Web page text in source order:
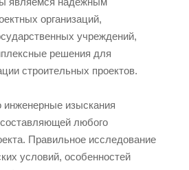
организаций,
учреждений,
решения для
строительных проектов.
изыскания
любого
Правильное исследование
условий, особенностей